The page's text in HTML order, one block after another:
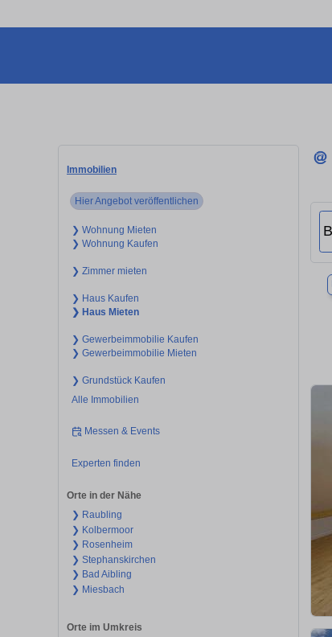
Immobilien
Hier Angebot veröffentlichen
❯ Wohnung Mieten
❯ Wohnung Kaufen
❯ Zimmer mieten
❯ Haus Kaufen
❯ Haus Mieten
❯ Gewerbeimmobilie Kaufen
❯ Gewerbeimmobilie Mieten
❯ Grundstück Kaufen
Alle Immobilien
Messen & Events
Experten finden
Orte in der Nähe
❯ Raubling
❯ Kolbermoor
❯ Rosenheim
❯ Stephanskirchen
❯ Bad Aibling
❯ Miesbach
Orte im Umkreis